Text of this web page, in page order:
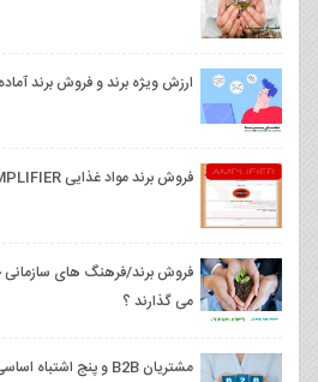
ارزش ویژه برند و فروش برند آماده
فروش برند مواد غذایی AMPLIFIER
فروش برند/فرهنگ‌ های سازمانی
می گذارند ؟
مشتریان B2B و پنج اشتباه اساسی سایت‌های B2B